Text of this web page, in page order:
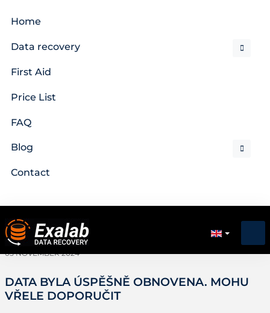
Home
Data recovery
First Aid
Price List
FAQ
Blog
Contact
05 NOVEMBER 2024
DATA BYLA ÚSPĚŠNĚ OBNOVENA. MOHU
VŘELE DOPORUČIT